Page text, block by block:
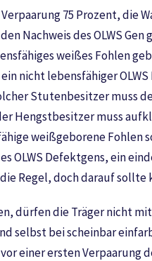
75 Prozent, die
Nachweis des OLWS Gen
weißes Fohlen
nicht lebensfähiger
Stutenbesitzer muss
Hengstbesitzer muss
weißgeborene
OLWS Defektgens, ein
Regel, doch darauf
dürfen die Träger nicht
selbst bei scheinbar
einer ersten Verpaarung